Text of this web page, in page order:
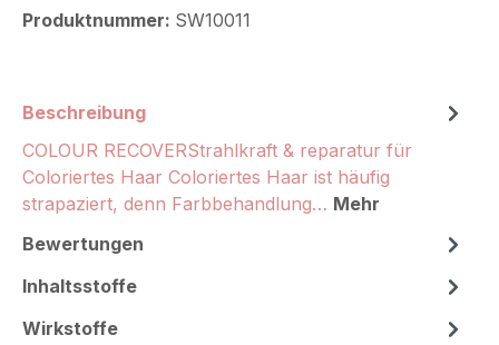
Produktnummer: SW10011
Beschreibung
COLOUR RECOVERStrahlkraft & reparatur für
Coloriertes Haar Coloriertes Haar ist häufig
strapaziert, denn Farbbehandlung… Mehr
Bewertungen
Inhaltsstoffe
Wirkstoffe